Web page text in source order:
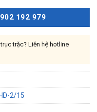
192 979
trặc? Liên hệ hotline
2/15